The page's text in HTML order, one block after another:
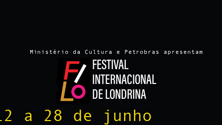
Ministério da Cultura e Petrobras apresentam
FESTIVAL
INTERNACIONAL
DE LONDRINA
a 28 de junho